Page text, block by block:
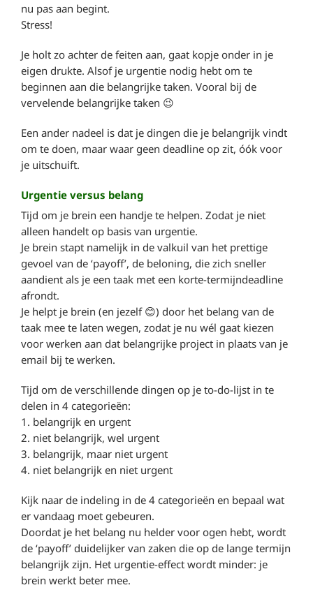
nu pas aan begint.
Stress!
Je holt zo achter de feiten aan, gaat kopje onder in je
eigen drukte. Alsof je urgentie nodig hebt om te
beginnen aan die belangrijke taken. Vooral bij de
vervelende belangrijke taken 😉
Een ander nadeel is dat je dingen die je belangrijk vindt
om te doen, maar waar geen deadline op zit, óók voor
je uitschuift.
Urgentie versus belang
Tijd om je brein een handje te helpen. Zodat je niet
alleen handelt op basis van urgentie.
Je brein stapt namelijk in de valkuil van het prettige
gevoel van de ‘payoff’, de beloning, die zich sneller
aandient als je een taak met een korte-termijndeadline
afrondt.
Je helpt je brein (en jezelf 😊) door het belang van de
taak mee te laten wegen, zodat je nu wél gaat kiezen
voor werken aan dat belangrijke project in plaats van je
email bij te werken.
Tijd om de verschillende dingen op je to-do-lijst in te
delen in 4 categorieën:
1. belangrijk en urgent
2. niet belangrijk, wel urgent
3. belangrijk, maar niet urgent
4. niet belangrijk en niet urgent
Kijk naar de indeling in de 4 categorieën en bepaal wat
er vandaag moet gebeuren.
Doordat je het belang nu helder voor ogen hebt, wordt
de ‘payoff’ duidelijker van zaken die op de lange termijn
belangrijk zijn. Het urgentie-effect wordt minder: je
brein werkt beter mee.